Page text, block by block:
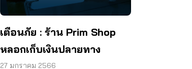
เตือนภัย : ร้าน Prim Shop
หลอกเก็บเงินปลายทาง
27 มกราคม 2566